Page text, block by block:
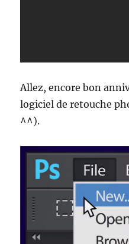
Allez, encore bon
logiciel de retouche
^^).